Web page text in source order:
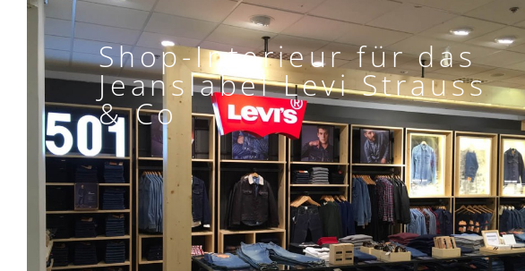
Shop-Interieur für das
Jeanslabel Levi Strauss
& Co